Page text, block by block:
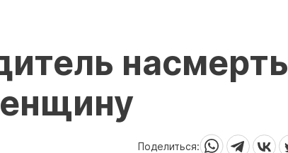
насмерть
Поделиться: